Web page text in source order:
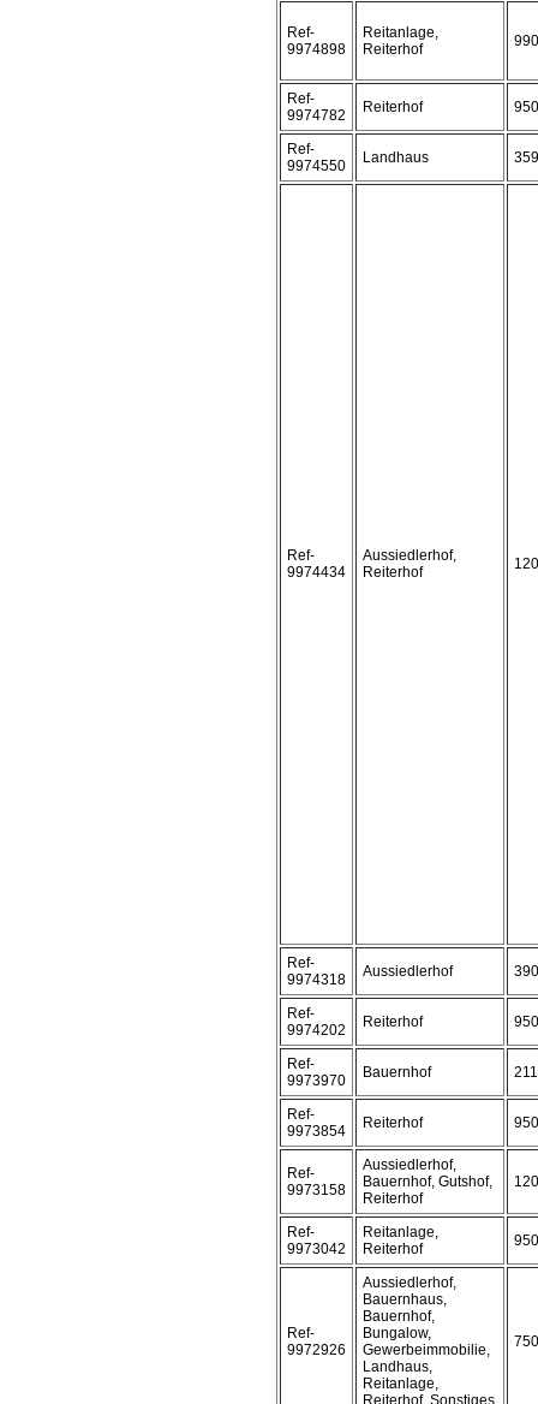
Ref-
9974898
Reitanlage,
Reiterhof
Ref-
9974782
Reiterhof
Ref-
9974550
Landhaus
Ref-
9974434
Aussiedlerhof,
Reiterhof
Ref-
9974318
Aussiedlerhof
Ref-
9974202
Reiterhof
Ref-
9973970
Bauernhof
Ref-
9973854
Reiterhof
Ref-
9973158
Aussiedlerhof,
Bauernhof, Gutshof,
Reiterhof
Ref-
9973042
Reitanlage,
Reiterhof
Ref-
9972926
Aussiedlerhof,
Bauernhaus,
Bauernhof,
Bungalow,
Gewerbeimmobilie,
Landhaus,
Reitanlage,
Reiterhof, Sonstiges